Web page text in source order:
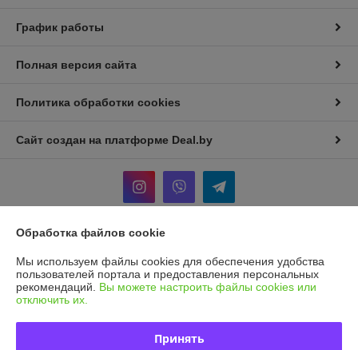
График работы
Полная версия сайта
Политика обработки cookies
Сайт создан на платформе Deal.by
Индивидуальный предприниматель:И.П Седых Светлана
Анатольевна
220090, г. Минск, ул. Кольцова, д. 5, кв. 36*
Регистрационный номер ЕГР: 101207410
Обработка файлов cookie
Мы используем файлы cookies для обеспечения удобства
пользователей портала и предоставления персональных
рекомендаций. Вы можете настроить файлы cookies или
отключить их.
Принять